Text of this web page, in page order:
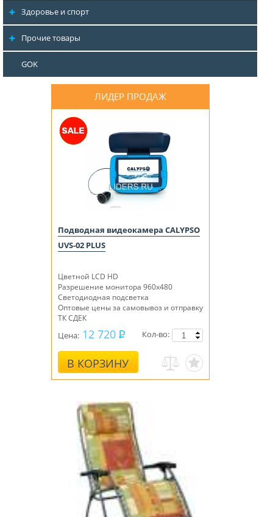
Здоровье и спорт
Прочие товары
GOK
ЛИДЕР ПРОДАЖ
Подводная видеокамера CALYPSO
UVS-02 PLUS
Цветной LCD HD
Разрешение монитора 960х480
Светодиодная подсветка
Оптовые цены за самовывоз и отправку
ТК СДЕК
Цена: 12 720
В КОРЗИНУ
Кол-во: